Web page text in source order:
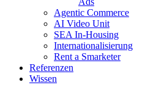
Agentic Commerce
AI Video Unit
SEA In-Housing
Internationalisierung
Rent a Smarketer
Referenzen
Wissen